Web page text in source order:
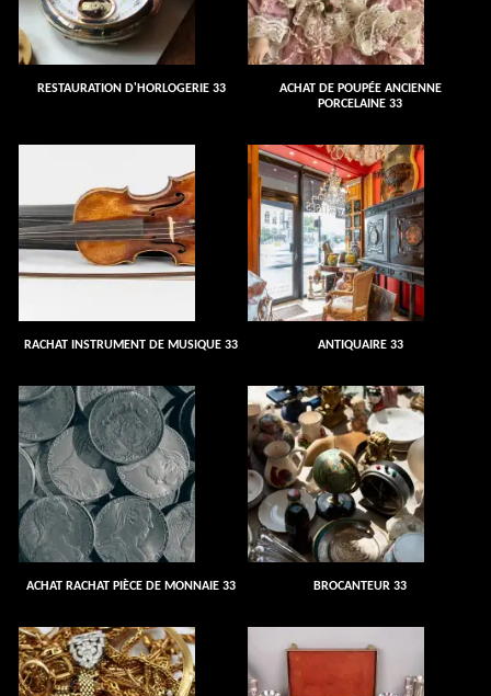
RESTAURATION D'HORLOGERIE 33
ACHAT DE POUPÉE ANCIENNE
PORCELAINE 33
RACHAT INSTRUMENT DE MUSIQUE 33 ANTIQUAIRE 33
ACHAT RACHAT PIÈCE DE MONNAIE 33 BROCANTEUR 33